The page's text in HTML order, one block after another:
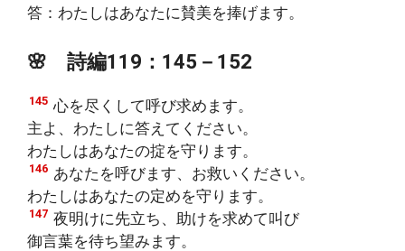
答：わたしはあなたに賛美を捧げます。
🌸 詩編119：145－152
145 心を尽くして呼び求めます。
主よ、わたしに答えてください。
わたしはあなたの掟を守ります。
146 あなたを呼びます、お救いください。
わたしはあなたの定めを守ります。
147 夜明けに先立ち、助けを求めて叫び
御言葉を待ち望みます。